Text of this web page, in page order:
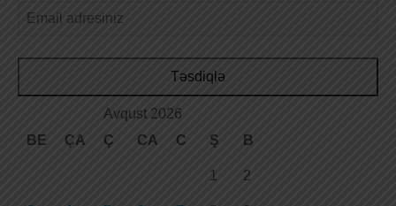
Təsdiqlə
Avqust 2026
BE
ÇA Ç CA C Ş B
1 2